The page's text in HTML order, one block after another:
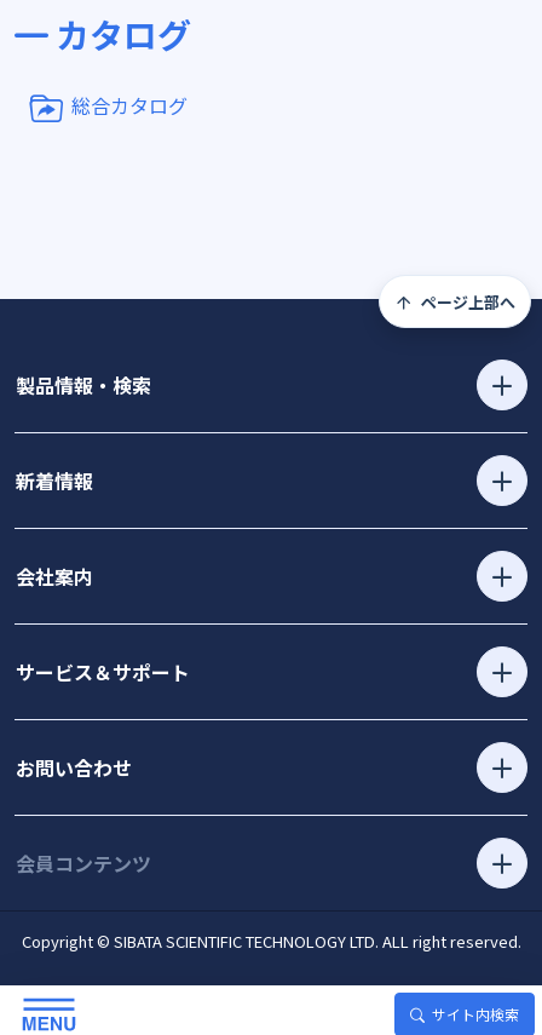
サイト内検索
カタログ
総合カタログ
ページ上部へ
製品情報・検索
新着情報
会社案内
サービス＆サポート
お問い合わせ
会員コンテンツ
Copyright © SIBATA SCIENTIFIC TECHNOLOGY LTD. ALL right reserved.